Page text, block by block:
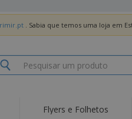
. Sabia que temos uma loja em
Flyers e Folhetos